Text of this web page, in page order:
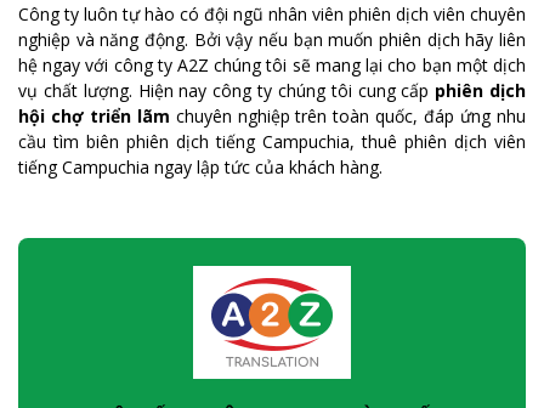
Công ty luôn tự hào có đội ngũ nhân viên phiên dịch viên chuyên
nghiệp và năng động. Bởi vậy nếu bạn muốn phiên dịch hãy liên
hệ ngay với công ty A2Z chúng tôi sẽ mang lại cho bạn một dịch
vụ chất lượng. Hiện nay công ty chúng tôi cung cấp phiên dịch
hội chợ triển lãm chuyên nghiệp trên toàn quốc, đáp ứng nhu
cầu tìm biên phiên dịch tiếng Campuchia, thuê phiên dịch viên
tiếng Campuchia ngay lập tức của khách hàng.